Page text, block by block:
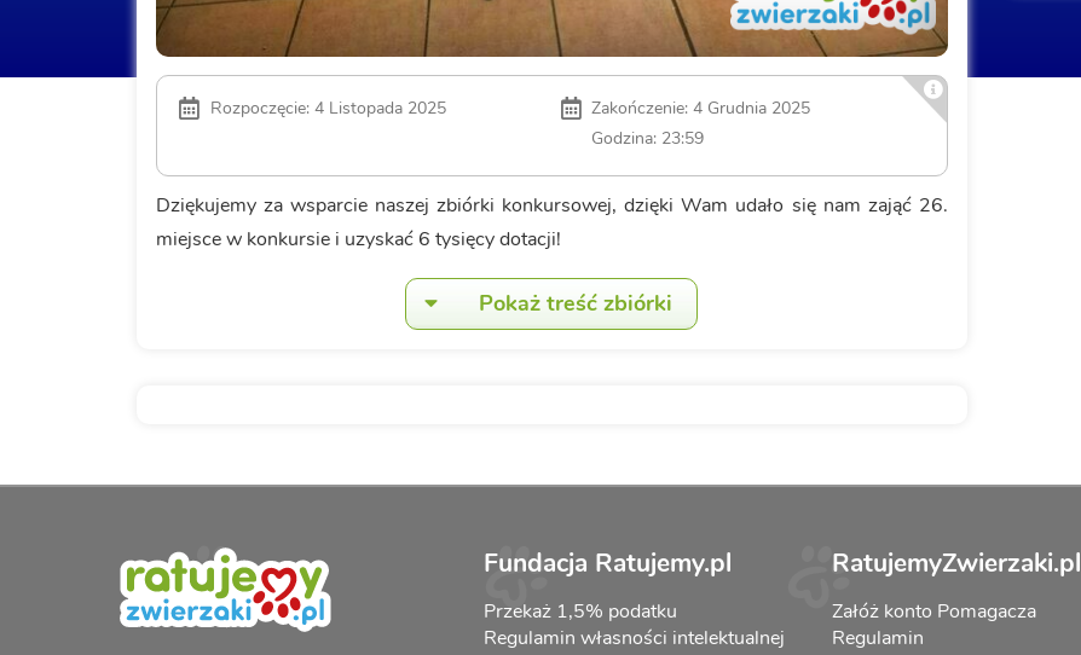
Rozpoczęcie: 4 Listopada 2025
Zakończenie: 4 Grudnia 2025
Godzina: 23:59
Dziękujemy za wsparcie naszej zbiórki konkursowej, dzięki Wam udało się nam zająć 26.
miejsce w konkursie i uzyskać 6 tysięcy dotacji!
Pokaż treść zbiórki
Fundacja Ratujemy.pl
Przekaż 1,5% podatku
Regulamin własności intelektualnej
RatujemyZwierzaki.pl
Załóż konto Pomagacza
Regulamin